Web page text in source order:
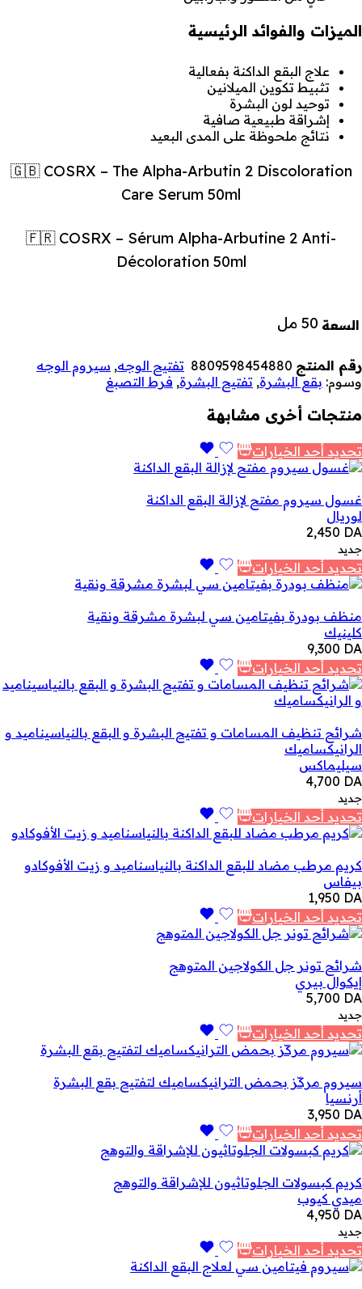
الميزات والفوائد الرئيسية
علاج البقع الداكنة بفعالية
تثبيط تكوين الميلانين
توحيد لون البشرة
إشراقة طبيعية صافية
نتائج ملحوظة على المدى البعيد
🇬🇧 COSRX – The Alpha-Arbutin 2 Discoloration
Care Serum 50ml
🇫🇷 COSRX – Sérum Alpha-Arbutine 2 Anti-
Décoloration 50ml
السعة 50 مل
رقم المنتج 8809598454880 تفتيح الوجه, سيروم الوجه
وسوم: بقع البشرة, تفتيح البشرة, فرط التصبغ
منتجات أخرى مشابهة
تحديد أحد الخيارات
غسول سيروم مفتح لإزالة البقع الداكنة
لوريال
2,450 DA
جديد
تحديد أحد الخيارات
منظف بودرة بفيتامين سي لبشرة مشرقة ونقية
كلينيك
9,300 DA
تحديد أحد الخيارات
شرائح تنظيف المسامات و تفتيح البشرة و البقع بالنياسيناميد و
الرانيكساميك
سيليماكس
4,700 DA
جديد
تحديد أحد الخيارات
كريم مرطب مضاد للبقع الداكنة بالنياسناميد و زيت الأفوكادو
بيفاس
1,950 DA
تحديد أحد الخيارات
شرائح تونر جل الكولاجين المتوهج
إيكوال بيري
5,700 DA
جديد
تحديد أحد الخيارات
سيروم مركّز بحمض الترانيكساميك لتفتيح بقع البشرة
أرنسيا
3,950 DA
تحديد أحد الخيارات
كريم كبسولات الجلوتاثيون للإشراقة والتوهج
ميدي كيوب
4,950 DA
جديد
تحديد أحد الخيارات